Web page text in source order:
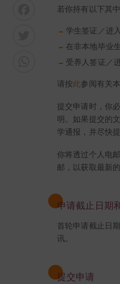
Facebook
Twitter
WhatsApp
若你持有以下其
学生签证／进
在非本地毕业
受养人签证／
请按此参阅有关
提交申请时，你
明。如果提交的
学通报，并尽快
你将透过个人电
邮，以获取最新
申请截止日期
首轮申请截止日
讯。
提交申请